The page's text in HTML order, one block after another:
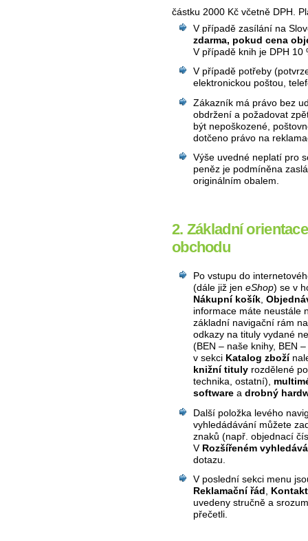
částku 2000 Kč včetně DPH.
V případě zasílání na
zdarma, pokud cena
V případě knih je DPH 10
V případě potřeby
elektronickou poštou,
Zákazník má právo bez
obdržení a požadovat
být nepoškozené,
dotčeno právo na
Výše uvedné neplatí pro
peněz je podmíněna
originálním obalem.
2. Základní
obchodu
Po vstupu do
(dále již jeneShop) se v
Nákupní košík,
informace máte neustále
základní navigační rám
odkazy na tituly vydané
(BEN – naše knihy, BEN
v sekci Katalog zboží
knižní tituly rozdělené
technika, ostatní),
software adrobný
Další položka levého
vyhledádávání můžete
znaků (např. objednací
V Rozšířeném
dotazu.
V poslední sekci menu
Reklamační řád,
uvedeny stručně a
přečetli.